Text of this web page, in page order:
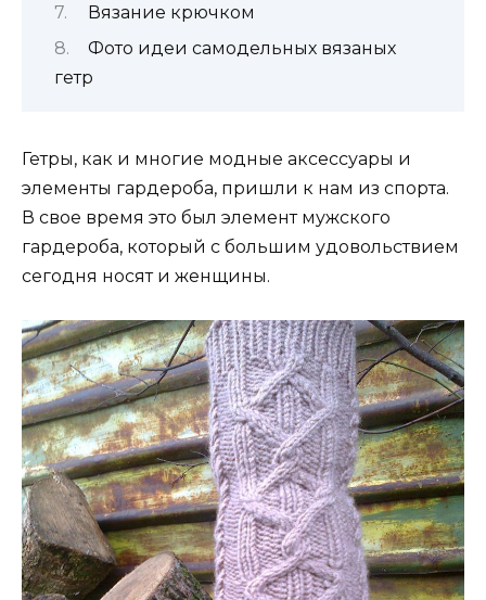
Вязание крючком
Фото идеи самодельных вязаных
гетр
Гетры, как и многие модные аксессуары и
элементы гардероба, пришли к нам из спорта.
В свое время это был элемент мужского
гардероба, который с большим удовольствием
сегодня носят и женщины.